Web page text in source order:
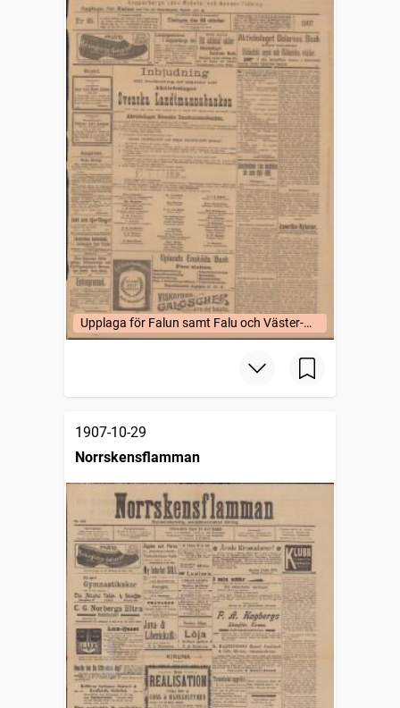
Upplaga för Falun samt Falu och Väster-
Bergslags fögderier (uppl. a).
1907-10-29
Norrskensflamman